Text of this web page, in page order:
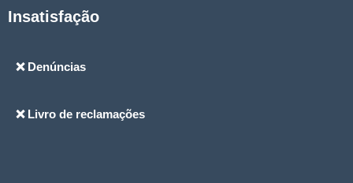
Insatisfação
❌ Denúncias
❌ Livro de reclamações